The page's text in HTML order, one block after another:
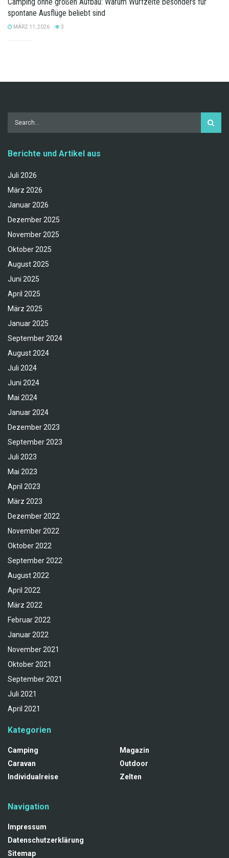
spontane Ausflüge beliebt sind
MÄRZ 11, 2026 3
Berichte und Artikel aus
Juli 2026
März 2026
Januar 2026
Dezember 2025
November 2025
Oktober 2025
August 2025
Juni 2025
April 2025
März 2025
Januar 2025
September 2024
August 2024
Juli 2024
Juni 2024
Mai 2024
Januar 2024
Dezember 2023
September 2023
Juli 2023
Mai 2023
April 2023
März 2023
Dezember 2022
November 2022
Oktober 2022
September 2022
August 2022
April 2022
März 2022
Februar 2022
Januar 2022
November 2021
Oktober 2021
September 2021
Juli 2021
April 2021
Kategorien
Camping
Caravan
Individualreise
Magazin
Outdoor
Zelten
Navigation
Impressum
Datenschutzerklärung
Sitemap